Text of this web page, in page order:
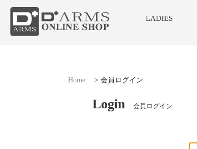
LADIES
Home > 会員ログイン
Login 会員ログイン